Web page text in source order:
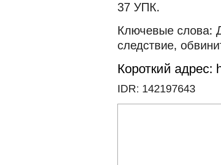
37 УПК.
следствие,
Короткий адрес:
IDR: 142197643